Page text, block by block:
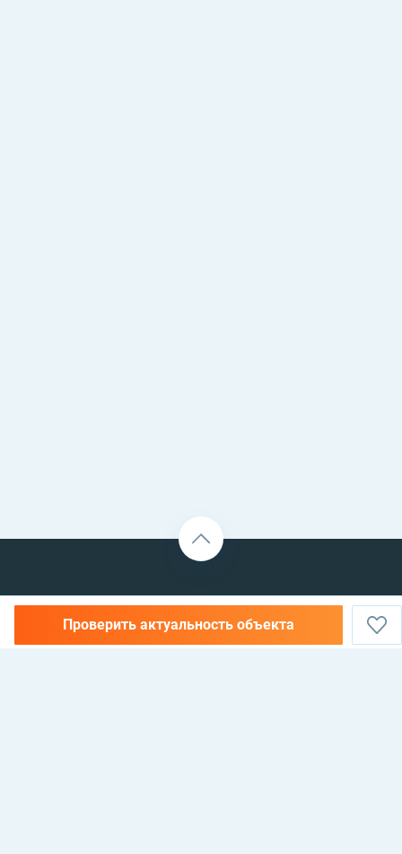
Проверить актуальность объекта